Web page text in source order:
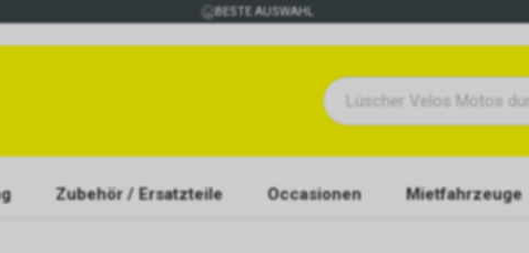
BESTE AUSWAHL
Zubehör / Ersatzteile Occasionen Mietfahrzeuge